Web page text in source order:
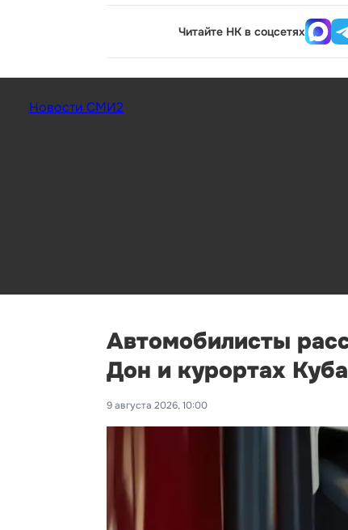
Читайте НК в соцсетях
Новости СМИ2
Автомобилисты
Дон и курортах
9 августа 2026, 10:00